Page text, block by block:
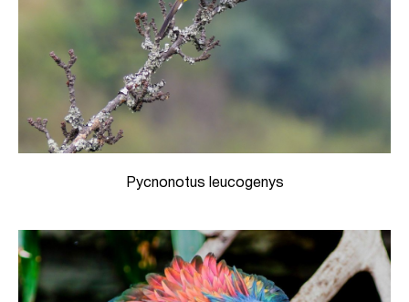
Pycnonotus leucogenys